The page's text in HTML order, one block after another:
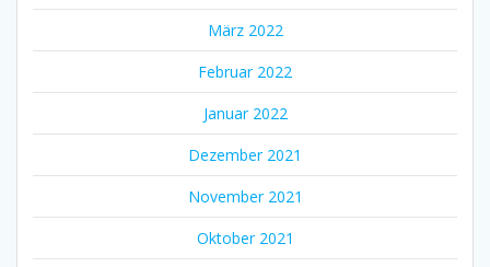
März 2022
Februar 2022
Januar 2022
Dezember 2021
November 2021
Oktober 2021